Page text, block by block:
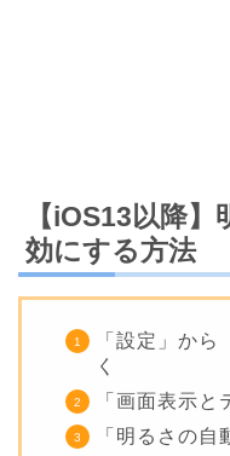
【iOS13以降
効にする方法
「設定」か
く
「画面表示と
「明るさの